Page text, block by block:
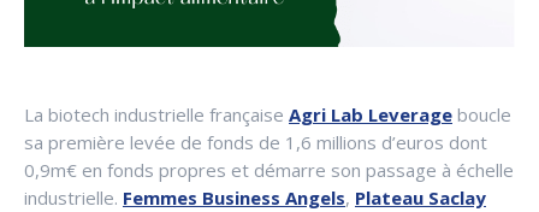
La biotech industrielle française Agri Lab Leverage boucle
sa première levée de fonds de 1,6 millions d’euros dont
0,9m€ en fonds propres et démarre son passage à échelle
industrielle. Femmes Business Angels, Plateau Saclay